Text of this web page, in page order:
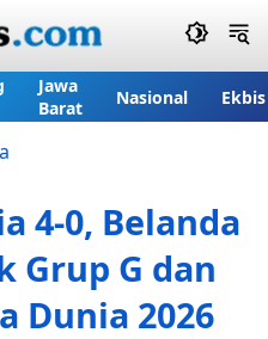
Jawa
Barat
Nasional Ekbis
4-0, Belanda
Grup G dan
Dunia 2026